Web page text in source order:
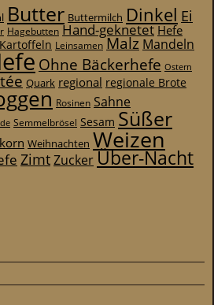
Butter Buttermilch Dinkel Ei
Hagebutten Hand-geknetet Hefe
Kartoffeln Leinsamen Malz Mandeln
Ohne Bäckerhefe Ostern
Quark regional regionale Brote
Rosinen Sahne
Semmelbrösel Sesam Süßer
Weihnachten Weizen
ZimtZuckerÜber-Nacht